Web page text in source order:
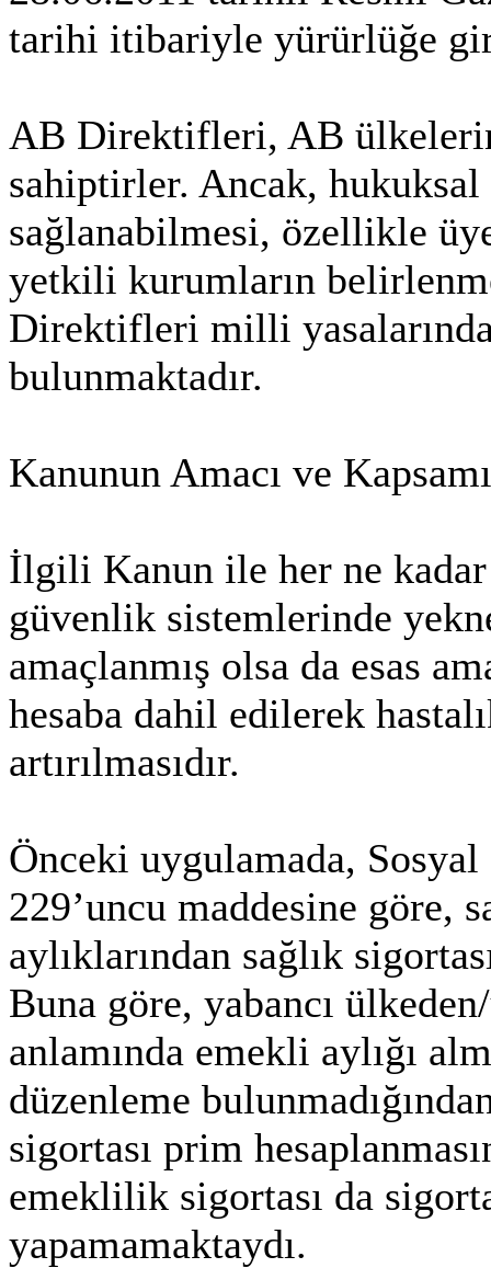
tarihi itibariyle yürürlüğe
AB Direktifleri, AB
sahiptirler. Ancak,
sağlanabilmesi, özellikle
yetkili kurumların
Direktifleri milli
bulunmaktadır.
Kanunun Amacı ve Kapsamı
İlgili Kanun ile her ne
güvenlik sistemlerinde
amaçlanmış olsa da esas
hesaba dahil edilerek
artırılmasıdır.
Önceki uygulamada,
229’uncu maddesine göre,
aylıklarından sağlık
Buna göre, yabancı
anlamında emekli aylığı
düzenleme
sigortası prim
emeklilik sigortası da
yapamamaktaydı.